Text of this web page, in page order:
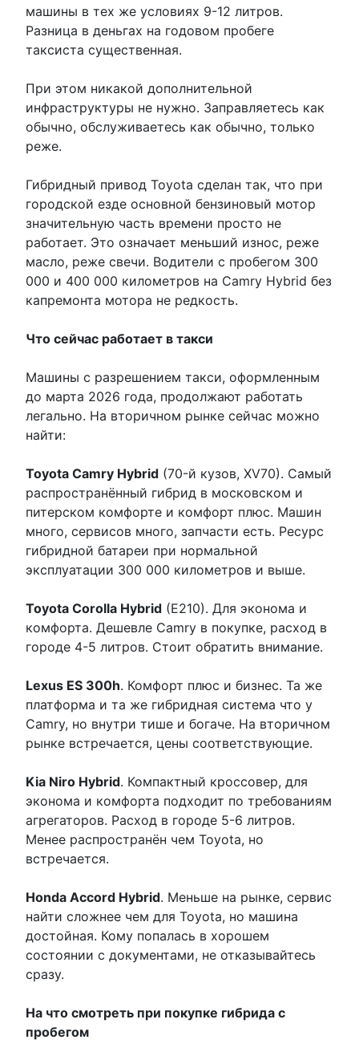
машины в тех же условиях 9-12 литров.
Разница в деньгах на годовом пробеге
таксиста существенная.
При этом никакой дополнительной
инфраструктуры не нужно. Заправляетесь как
обычно, обслуживаетесь как обычно, только
реже.
Гибридный привод Toyota сделан так, что при
городской езде основной бензиновый мотор
значительную часть времени просто не
работает. Это означает меньший износ, реже
масло, реже свечи. Водители с пробегом 300
000 и 400 000 километров на Camry Hybrid без
капремонта мотора не редкость.
Что сейчас работает в такси
Машины с разрешением такси, оформленным
до марта 2026 года, продолжают работать
легально. На вторичном рынке сейчас можно
найти:
Toyota Camry Hybrid (70-й кузов, XV70). Самый
распространённый гибрид в московском и
питерском комфорте и комфорт плюс. Машин
много, сервисов много, запчасти есть. Ресурс
гибридной батареи при нормальной
эксплуатации 300 000 километров и выше.
Toyota Corolla Hybrid (E210). Для эконома и
комфорта. Дешевле Camry в покупке, расход в
городе 4-5 литров. Стоит обратить внимание.
Lexus ES 300h. Комфорт плюс и бизнес. Та же
платформа и та же гибридная система что у
Camry, но внутри тише и богаче. На вторичном
рынке встречается, цены соответствующие.
Kia Niro Hybrid. Компактный кроссовер, для
эконома и комфорта подходит по требованиям
агрегаторов. Расход в городе 5-6 литров.
Менее распространён чем Toyota, но
встречается.
Honda Accord Hybrid. Меньше на рынке, сервис
найти сложнее чем для Toyota, но машина
достойная. Кому попалась в хорошем
состоянии с документами, не отказывайтесь
сразу.
На что смотреть при покупке гибрида с
пробегом